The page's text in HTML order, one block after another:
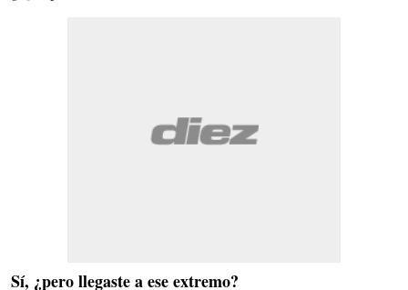
Sí, ¿pero llegaste a ese extremo?